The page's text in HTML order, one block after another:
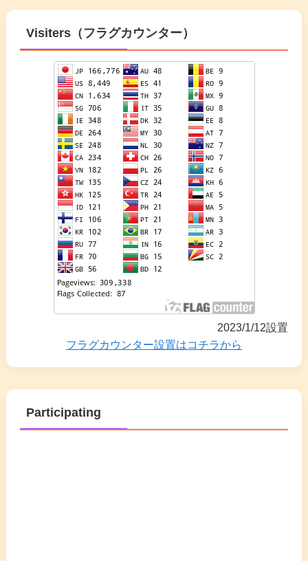
Visiters（フラグカウンター）
2023/1/12設置
フラグカウンター設置はコチラから
Participating